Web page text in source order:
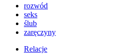
rozwód
seks
ślub
zaręczyny
Relacje